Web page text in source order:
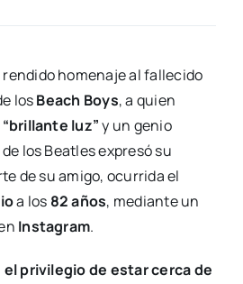
rendido homenaje al fallecido
losBeach Boys, a quien
“brillante luz”y un genio
los Beatles expresó su
de su amigo, ocurrida el
a los 82 años, mediante un
Instagram.
el privilegio de estar cerca de